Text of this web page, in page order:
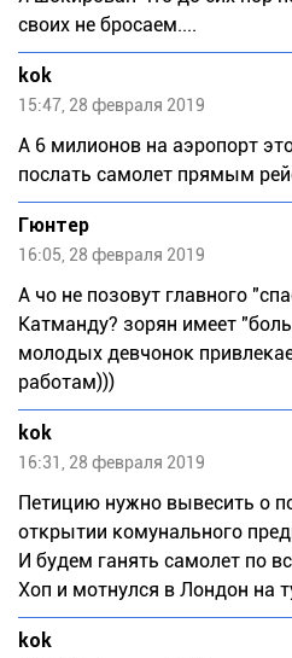
своих не бросаем....
kok
15:47, 28 февраля 2019
А 6 милионов на аэропорт
послать самолет прямым
Гюнтер
16:05, 28 февраля 2019
А чо не позовут главного
Катманду? зорян имеет
молодых девчонок
работам)))
kok
16:31, 28 февраля 2019
Петицию нужно вывесить о
открытии комунального
И будем ганять самолет по
Хоп и мотнулся в Лондон на
kok